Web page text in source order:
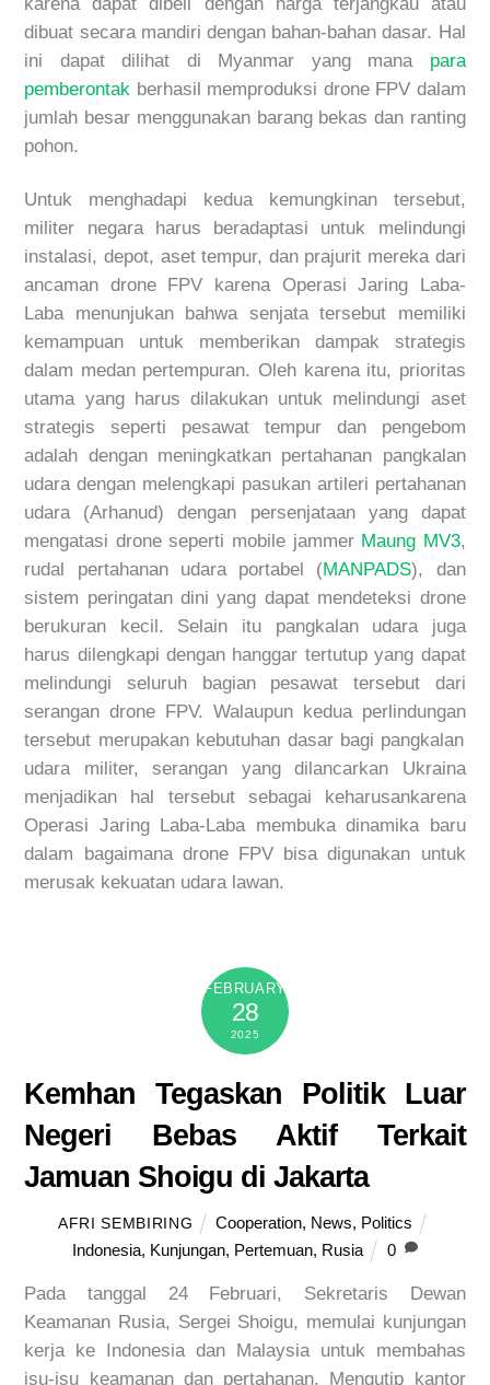
karena dapat dibeli dengan harga terjangkau atau
dibuat secara mandiri dengan bahan-bahan dasar. Hal
ini dapat dilihat di Myanmar yang mana para
pemberontak berhasil memproduksi drone FPV dalam
jumlah besar menggunakan barang bekas dan ranting
pohon.
Untuk menghadapi kedua kemungkinan tersebut,
militer negara harus beradaptasi untuk melindungi
instalasi, depot, aset tempur, dan prajurit mereka dari
ancaman drone FPV karena Operasi Jaring Laba-
Laba menunjukan bahwa senjata tersebut memiliki
kemampuan untuk memberikan dampak strategis
dalam medanpertempuran. Oleh karena itu, prioritas
utama yang harus dilakukan untuk melindungi aset
strategis seperti pesawat tempur dan pengebom
adalah dengan meningkatkan pertahanan pangkalan
udara dengan melengkapi pasukan artileri pertahanan
udara (Arhanud) dengan persenjataan yang dapat
mengatasi droneseperti mobile jammer Maung MV3,
rudal pertahanan udara portabel (MANPADS), dan
sistem peringatan dini yang dapat mendeteksi drone
berukuran kecil. Selain itu pangkalan udara juga
harus dilengkapi dengan hanggar tertutupyang dapat
melindungiseluruh bagian pesawat tersebut dari
serangandrone FPV. Walaupun kedua perlindungan
tersebut merupakan kebutuhan dasar bagi pangkalan
udara militer, serangan yang dilancarkan Ukraina
menjadikan hal tersebut sebagai keharusankarena
Operasi Jaring Laba-Laba membuka dinamika baru
dalam bagaimana drone FPV bisa digunakan untuk
merusak kekuatan udara lawan.
FEBRUARY
28
2025
Kemhan Tegaskan Politik Luar
Negeri Bebas Aktif Terkait
Jamuan Shoigu di Jakarta
AFRI SEMBIRING Cooperation, News, Politics
Indonesia, Kunjungan, Pertemuan, Rusia 0
Pada tanggal 24 Februari, Sekretaris Dewan
Keamanan Rusia, Sergei Shoigu, memulai kunjungan
kerja ke Indonesia dan Malaysia untuk membahas
isu-isu keamanan dan pertahanan. Mengutip kantor